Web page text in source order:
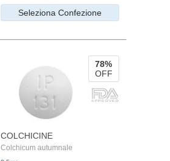
Seleziona Confezione
COLCHICINE
Colchicum autumnale
78%
OFF